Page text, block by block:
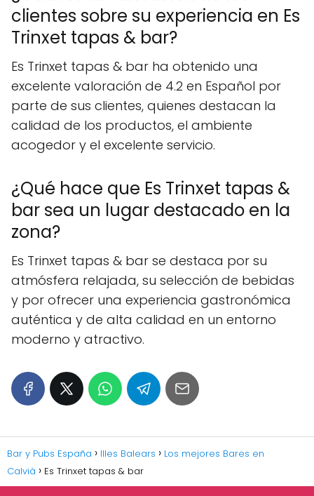
clientes sobre su experiencia en Es
Trinxet tapas & bar?
Es Trinxet tapas & bar ha obtenido una
excelente valoración de 4.2 en Español por
parte de sus clientes, quienes destacan la
calidad de los productos, el ambiente
acogedor y el excelente servicio.
¿Qué hace que Es Trinxet tapas &
bar sea un lugar destacado en la
zona?
Es Trinxet tapas & bar se destaca por su
atmósfera relajada, su selección de bebidas
y por ofrecer una experiencia gastronómica
auténtica y de alta calidad en un entorno
moderno y atractivo.
Bar y Pubs España Illes Balears
Los mejores Bares en
Calvià
Es Trinxet tapas & bar